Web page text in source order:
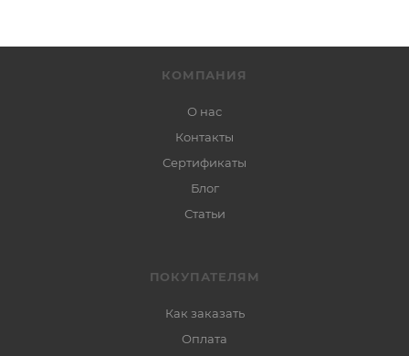
КОМПАНИЯ
О нас
Контакты
Сертификаты
Блог
Статьи
ПОКУПАТЕЛЯМ
Как заказать
Оплата